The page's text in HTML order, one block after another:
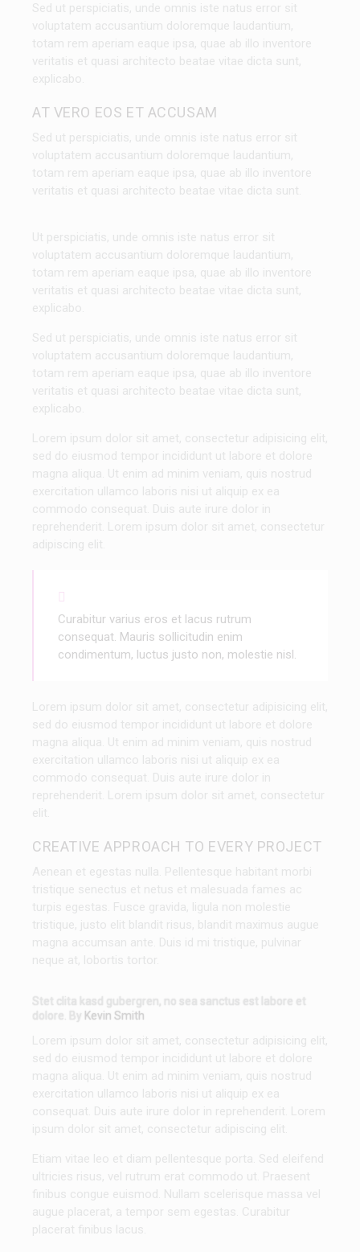
Sed ut perspiciatis, unde omnis iste natus error sit
voluptatem accusantium doloremque laudantium,
totam rem aperiam eaque ipsa, quae ab illo inventore
veritatis et quasi architecto beatae vitae dicta sunt,
explicabo.
AT VERO EOS ET ACCUSAM
Sed ut perspiciatis, unde omnis iste natus error sit
voluptatem accusantium doloremque laudantium,
totam rem aperiam eaque ipsa, quae ab illo inventore
veritatis et quasi architecto beatae vitae dicta sunt.
Ut perspiciatis, unde omnis iste natus error sit
voluptatem accusantium doloremque laudantium,
totam rem aperiam eaque ipsa, quae ab illo inventore
veritatis et quasi architecto beatae vitae dicta sunt,
explicabo.
Sed ut perspiciatis, unde omnis iste natus error sit
voluptatem accusantium doloremque laudantium,
totam rem aperiam eaque ipsa, quae ab illo inventore
veritatis et quasi architecto beatae vitae dicta sunt,
explicabo.
Lorem ipsum dolor sit amet, consectetur adipisicing elit,
sed do eiusmod tempor incididunt ut labore et dolore
magna aliqua. Ut enim ad minim veniam, quis nostrud
exercitation ullamco laboris nisi ut aliquip ex ea
commodo consequat. Duis aute irure dolor in
reprehenderit. Lorem ipsum dolor sit amet, consectetur
adipiscing elit.
Curabitur varius eros et lacus rutrum
consequat. Mauris sollicitudin enim
condimentum, luctus justo non, molestie nisl.
Lorem ipsum dolor sit amet, consectetur adipisicing elit,
sed do eiusmod tempor incididunt ut labore et dolore
magna aliqua. Ut enim ad minim veniam, quis nostrud
exercitation ullamco laboris nisi ut aliquip ex ea
commodo consequat. Duis aute irure dolor in
reprehenderit. Lorem ipsum dolor sit amet, consectetur
elit.
CREATIVE APPROACH TO EVERY PROJECT
Aenean et egestas nulla. Pellentesque habitant morbi
tristique senectus et netus et malesuada fames ac
turpis egestas. Fusce gravida, ligula non molestie
tristique, justo elit blandit risus, blandit maximus augue
magna accumsan ante. Duis id mi tristique, pulvinar
neque at, lobortis tortor.
Stet clita kasd gubergren, no sea sanctus est labore et
dolore. By Kevin Smith
Lorem ipsum dolor sit amet, consectetur adipisicing elit,
sed do eiusmod tempor incididunt ut labore et dolore
magna aliqua. Ut enim ad minim veniam, quis nostrud
exercitation ullamco laboris nisi ut aliquip ex ea
consequat. Duis aute irure dolor in reprehenderit. Lorem
ipsum dolor sit amet, consectetur adipiscing elit.
Etiam vitae leo et diam pellentesque porta. Sed eleifend
ultricies risus, vel rutrum erat commodo ut. Praesent
finibus congue euismod. Nullam scelerisque massa vel
augue placerat, a tempor sem egestas. Curabitur
placerat finibus lacus.